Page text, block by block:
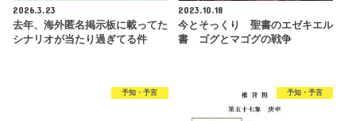
2026.3.23
去年、海外匿名掲示板に載ってた
シナリオが当たり過ぎてる件
2023.10.18
今とそっくり 聖書のエゼキエル
書 ゴグとマゴグの戦争
予知・予言 予知・予言